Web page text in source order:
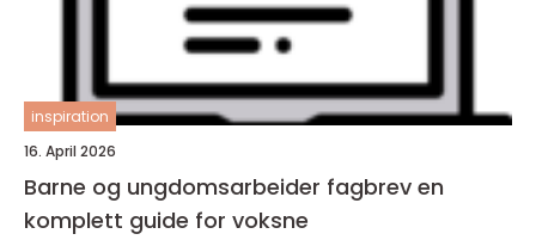
inspiration
16. April 2026
Barne og ungdomsarbeider fagbrev en
komplett guide for voksne